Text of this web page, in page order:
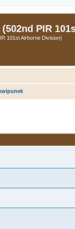
(502nd PIR
101st Airborne Division)